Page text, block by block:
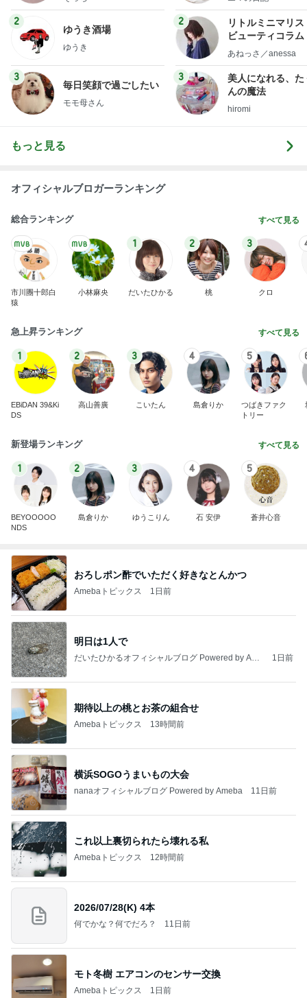
2
ゆうき酒場
ゆうき
3
毎日笑顔で過ごしたい
モモ母さん
2
リトルミニマリス
ビューティコラ
little
あねっさ／anessa
3
美人になれる、た
んの魔法
hiromi
もっと見る
オフィシャルブロガーランキング
総合ランキング すべて見る
市川團十郎白
猿
小林麻央
1
だいたひかる
2
桃
3
クロ
急上昇ランキング すべて見る
1
EBiDAN 39&Ki
DS
2
高山善廣
3
こいたん
4
島倉りか
5
つばきファク
トリー
新登場ランキング すべて見る
1
BEYOOOOO
NDS
2
島倉りか
3
ゆうこりん
4
石 安伊
5
蒼井心音
おろしポン酢でいただく好きなとんかつ
Amebaトピックス 1日前
明日は1人で
だいたひかるオフィシャルブログ Powered by Ame
1日前
期待以上の桃とお茶の組合せ
Amebaトピックス 13時間前
横浜SOGOうまいもの大会
nanaオフィシャルブログ Powered by Ameba 11日前
これ以上裏切られたら壊れる私
Amebaトピックス 12時間前
2026/07/28(K) 4本
何でかな？何でだろ？ 11日前
モト冬樹 エアコンのセンサー交換
Amebaトピックス 1日前